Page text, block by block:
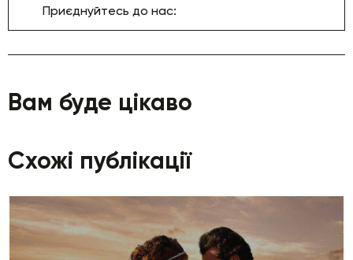
Приєднуйтесь до нас:
Вам буде цікаво
Схожі публікації